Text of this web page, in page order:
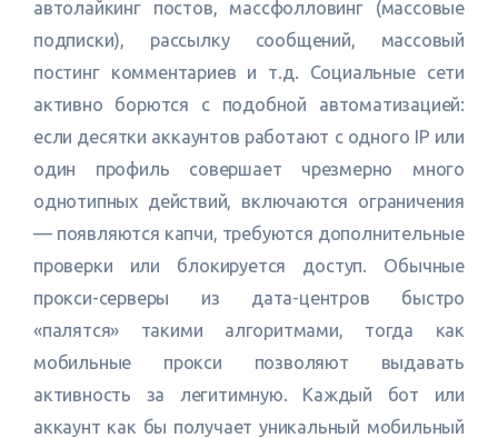
автолайкинг постов, массфолловинг (массовые
подписки), рассылку сообщений, массовый
постинг комментариев и т.д. Социальные сети
активно борются с подобной автоматизацией:
если десятки аккаунтов работают с одного IP или
один профиль совершает чрезмерно много
однотипных действий, включаются ограничения
— появляются капчи, требуются дополнительные
проверки или блокируется доступ. Обычные
прокси-серверы из дата-центров быстро
«палятся» такими алгоритмами, тогда как
мобильные прокси позволяют выдавать
активность за легитимную. Каждый бот или
аккаунт как бы получает уникальный мобильный